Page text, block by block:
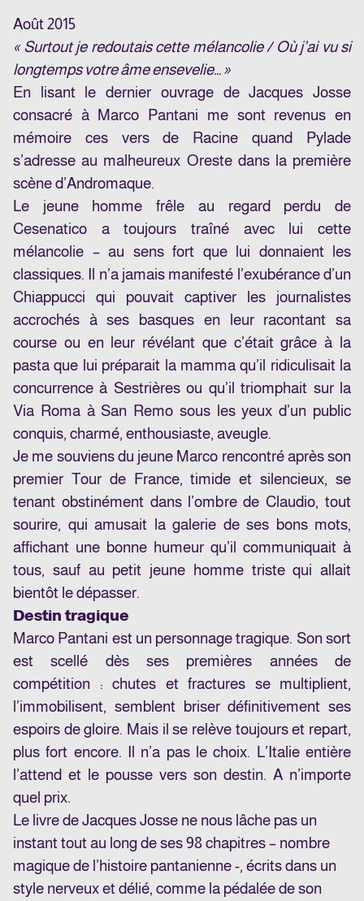
Août 2015
« Surtout je redoutais cette mélancolie / Où j’ai vu si
longtemps votre âme ensevelie… »
En lisant le dernier ouvrage de Jacques Josse
consacré à Marco Pantani me sont revenus en
mémoire ces vers de Racine quand Pylade
s’adresse au malheureux Oreste dans la première
scène d’Andromaque.
Le jeune homme frêle au regard perdu de
Cesenatico a toujours traîné avec lui cette
mélancolie – au sens fort que lui donnaient les
classiques. Il n’a jamais manifesté l’exubérance d’un
Chiappucci qui pouvait captiver les journalistes
accrochés à ses basques en leur racontant sa
course ou en leur révélant que c’était grâce à la
pasta que lui préparait la mamma qu’il ridiculisait la
concurrence à Sestrières ou qu’il triomphait sur la
Via Roma à San Remo sous les yeux d’un public
conquis, charmé, enthousiaste, aveugle.
Je me souviens du jeune Marco rencontré après son
premier Tour de France, timide et silencieux, se
tenant obstinément dans l’ombre de Claudio, tout
sourire, qui amusait la galerie de ses bons mots,
affichant une bonne humeur qu’il communiquait à
tous, sauf au petit jeune homme triste qui allait
bientôt le dépasser.
Destin tragique
Marco Pantani est un personnage tragique. Son sort
est scellé dès ses premières années de
compétition : chutes et fractures se multiplient,
l’immobilisent, semblent briser définitivement ses
espoirs de gloire. Mais il se relève toujours et repart,
plus fort encore. Il n’a pas le choix. L’Italie entière
l’attend et le pousse vers son destin. A n’importe
quel prix.
Le livre de Jacques Josse ne nous lâche pas un
instant tout au long de ses 98 chapitres – nombre
magique de l’histoire pantanienne -, écrits dans un
style nerveux et délié, comme la pédalée de son